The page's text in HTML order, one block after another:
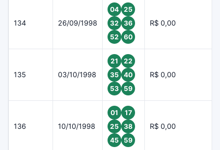
134 26/09/1998
04
25
32
36
52
60
R$ 0,00
135 03/10/1998
21
22
35
40
53
59
R$ 0,00
136 10/10/1998
01
17
25
38
45
59
R$ 0,00